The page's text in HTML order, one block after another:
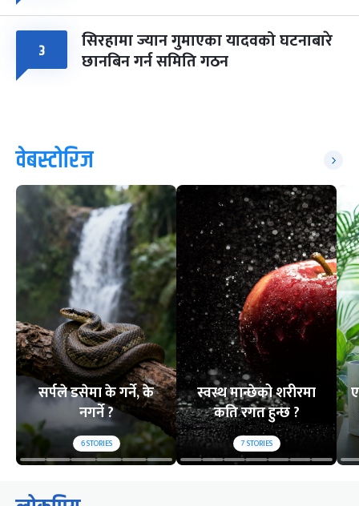
३ सिरहामा ज्यान गुमाएका यादवको घटनाबारे
छानबिन गर्न समिति गठन
वेबस्टोरिज
सर्पले डसेमा के गर्ने, के
नगर्ने ?
6STORIES
स्वस्थ मान्छेको शरीरमा
कति रगत हुन्छ ?
7STORIES